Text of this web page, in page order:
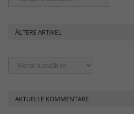
ÄLTERE ARTIKEL
Ältere
AKTUELLE KOMMENTARE